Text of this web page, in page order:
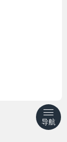
导航